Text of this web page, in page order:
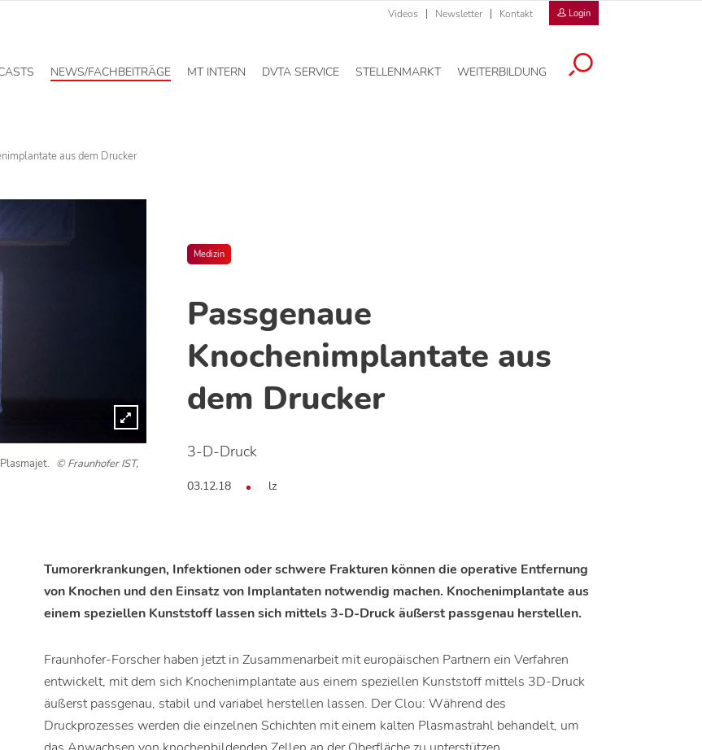
Videos Newsletter Kontakt Login
NEWS/FACHBEITRÄGE MT INTERN DVTA SERVICE STELLENMARKT WEITERBILDUNG
aus dem Drucker
Medizin
Passgenaue
Knochenimplantate aus
dem Drucker
3-D-Druck
03.12.18 lz
© Fraunhofer IST,
Tumorerkrankungen, Infektionen oder schwere Frakturen können die operative Entfernung
von Knochen und den Einsatz von Implantaten notwendig machen. Knochenimplantate aus
einem speziellen Kunststoff lassen sich mittels 3-D-Druck äußerst passgenau herstellen.
Fraunhofer-Forscher haben jetzt in Zusammenarbeit mit europäischen Partnern ein Verfahren
entwickelt, mit dem sich Knochenimplantate aus einem speziellen Kunststoff mittels 3D-Druck
äußerst passgenau, stabil und variabel herstellen lassen. Der Clou: Während des
Druckprozesses werden die einzelnen Schichten mit einem kalten Plasmastrahl behandelt, um